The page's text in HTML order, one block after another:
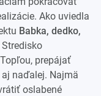
Ako uviedla
Babka, dedko,
prepájať
naďalej. Najmä
oslabené